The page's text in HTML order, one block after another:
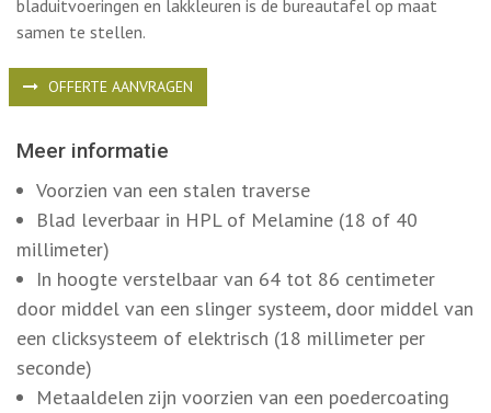
Meer informatie
Blad leverbaar in HPL of Melamine (18 of 40
millimeter)
In hoogte verstelbaar van 64 tot 86 centimeter
een clicksysteem of elektrisch (18 millimeter per
seconde)
Metaaldelen zijn voorzien van een poedercoating
In diverse bladdecoren leverbaar
Het onderstel is 10 millimeter justeerbaar
Eventuele aanbouwtafels en accessoires kunnen
worden bijbesteld